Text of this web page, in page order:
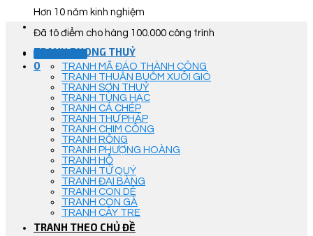
Hơn 10 năm kinh nghiệm
Đã tô điểm cho hàng 100.000 công trình
Góc Tư Vấn
0
TRANH PHONG THUỶ
TRANH MÃ ĐÁO THÀNH CÔNG
TRANH THUẬN BUỒM XUÔI GIÓ
TRANH SƠN THUỶ
TRANH TÙNG HẠC
TRANH CÁ CHÉP
TRANH THƯ PHÁP
TRANH CHIM CÔNG
TRANH RỒNG
TRANH PHƯỢNG HOÀNG
TRANH HỔ
TRANH TỨ QUÝ
TRANH ĐẠI BÀNG
TRANH CON DÊ
TRANH CON GÀ
TRANH CÂY TRE
TRANH THEO CHỦ ĐỀ